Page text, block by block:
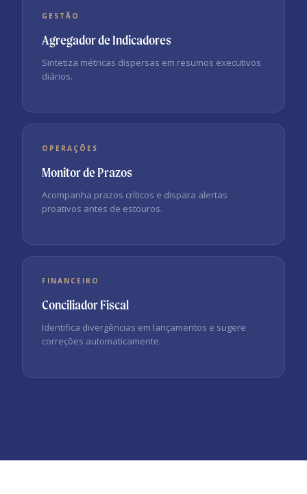
GESTÃO
Agregador de Indicadores
Sintetiza métricas dispersas em resumos executivos
diários.
OPERAÇÕES
Monitor de Prazos
Acompanha prazos críticos e dispara alertas
proativos antes de estouros.
FINANCEIRO
Conciliador Fiscal
Identifica divergências em lançamentos e sugere
correções automaticamente.